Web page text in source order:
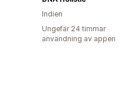
Indien
Ungefär 24 timmar
användning av appen